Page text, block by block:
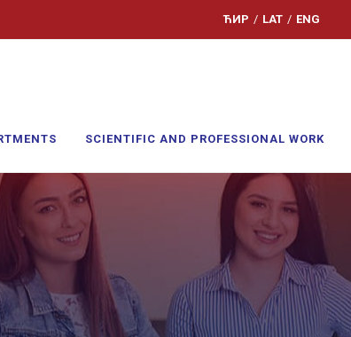
ЋИР / LAT / ENG
SCIENTIFIC AND PROFESSIONAL WORK